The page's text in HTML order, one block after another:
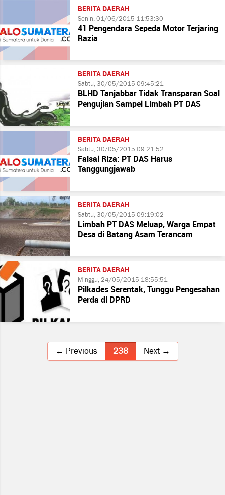
BERITA DAERAH
Senin, 01/06/2015 11:53:30
41 Pengendara Sepeda Motor Terjaring
Razia
BERITA DAERAH
Sabtu, 30/05/2015 09:45:21
BLHD Tanjabbar Tidak Transparan Soal
Pengujian Sampel Limbah PT DAS
BERITA DAERAH
Sabtu, 30/05/2015 09:21:52
Faisal Riza: PT DAS Harus
Tanggungjawab
BERITA DAERAH
Sabtu, 30/05/2015 09:19:02
Limbah PT DAS Meluap, Warga Empat
Desa di Batang Asam Terancam
BERITA DAERAH
Minggu, 24/05/2015 18:55:51
Pilkades Serentak, Tunggu Pengesahan
Perda di DPRD
← Previous 238 Next →